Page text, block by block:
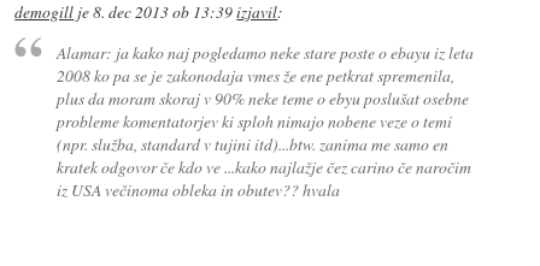
demogill je8. dec 2013 ob 13:39izjavil:
Alamar: ja kako naj pogledamo neke stare poste o ebayu iz leta
2008 ko pa se je zakonodaja vmes že ene petkrat spremenila,
plus da moram skoraj v 90% neke teme o ebyu poslušat osebne
probleme komentatorjev ki sploh nimajo nobene veze o temi
(npr. služba, standard v tujini itd)...btw. zanima me samo en
kratek odgovor če kdo ve ...kako najlažje čez carino če naročim
iz USA večinoma obleka in obutev?? hvala